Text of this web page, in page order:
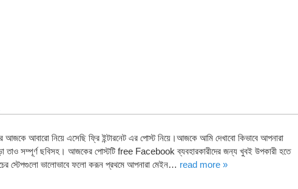
আজকে আবারো নিয়ে এসেছি ফ্রি ইন্টারনেট এর পোস্ট নিয়ে।আজকে আমি দেখাবো কিভাবে আপনারা
তাও সম্পূর্ণ ছবিসহ। আজকের পোস্টটি free Facebook ব্যবহারকারীদের জন্য খুবই উপকারী হতে
স্টেপগুলো ভালোভাবে ফলো করূন প্রথমে আপনারা মেইন… read more »